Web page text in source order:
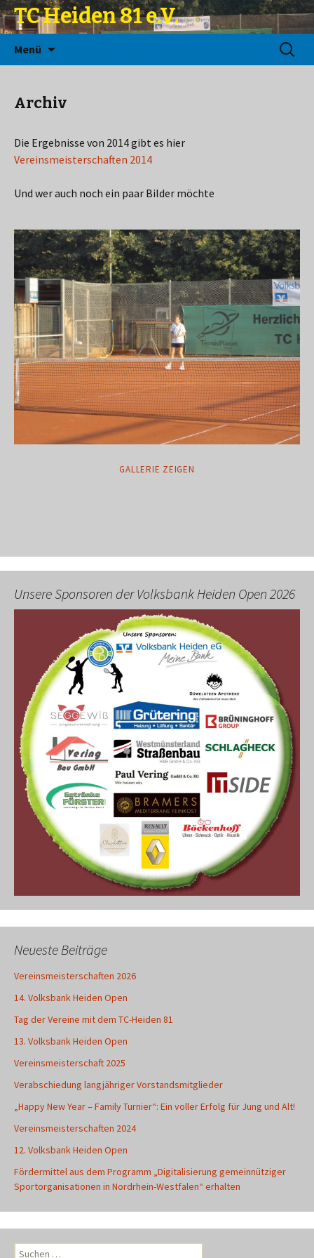
TC Heiden 81 e.V.
Menü
Suchen
nach:
Archiv
Die Ergebnisse von 2014 gibt es hier
Vereinsmeisterschaften 2014
Und wer auch noch ein paar Bilder möchte
GALLERIE ZEIGEN
Unsere Sponsoren der Volksbank Heiden Open 2026
Neueste Beiträge
Vereinsmeisterschaften 2026
14. Volksbank Heiden Open
Tag der Vereine mit dem TC-Heiden 81
13. Volksbank Heiden Open
Vereinsmeisterschaft 2025
Verabschiedung langjähriger Vorstandsmitglieder
„Happy New Year – Family Turnier“: Ein voller Erfolg für Jung und Alt!
Vereinsmeisterschaften 2024
12. Volksbank Heiden Open
Fördermittel aus dem Programm „Digitalisierung gemeinnütziger
Sportorganisationen in Nordrhein-Westfalen“ erhalten
Suchen